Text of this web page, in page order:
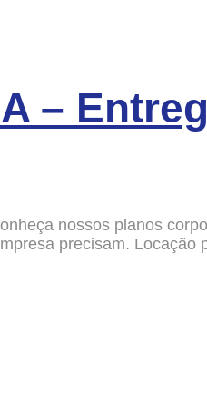
–
nossos planos
precisam. Locação